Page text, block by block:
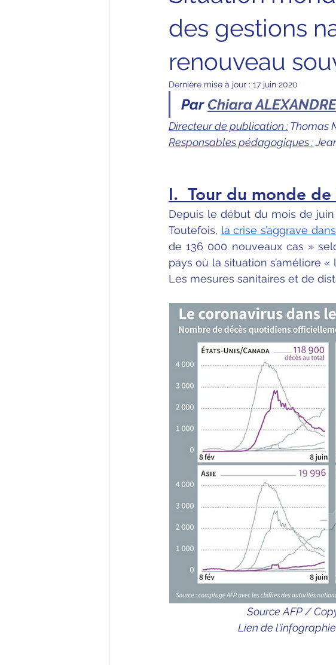
des gestions
renouveau
Dernière mise à jour : 17 juin 2020
Par Chiara ALEXANDRE
Directeur de publication : Thomas
Responsables pédagogiques :
I.  Tour du monde
Depuis le début du mois de
Toutefois, la crise s’aggrave
de 136 000 nouveaux cas »
pays où la situation s’améliore
Les mesures sanitaires et de
Source AFP /
Lien de